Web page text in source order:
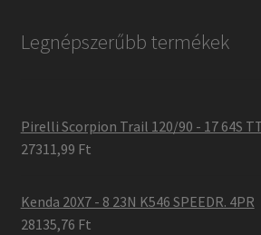
Legnépszerűbb termékek
Pirelli Scorpion Trail 120/90 - 17 64S
27311,99 Ft
Kenda 20X7 - 8 23N K546 SPEEDR. 4PR
28135,76 Ft